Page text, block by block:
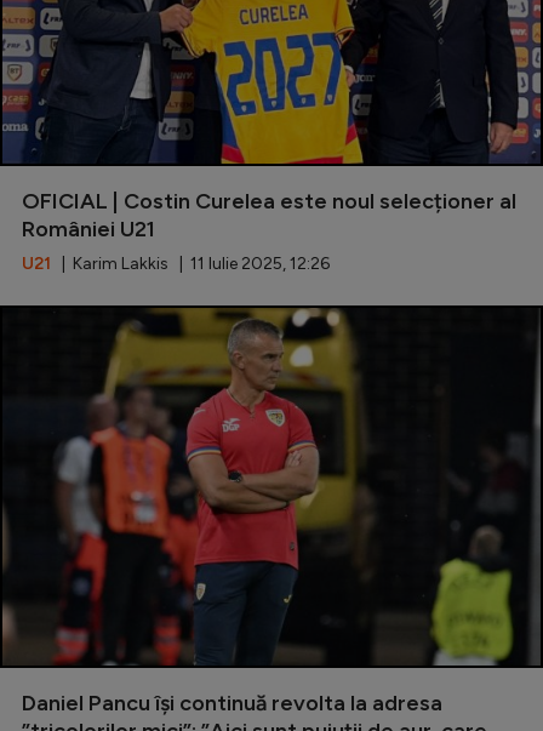
OFICIAL | Costin Curelea este noul selecționer al
României U21
U21 | Karim Lakkis | 11 Iulie 2025, 12:26
Daniel Pancu își continuă revolta la adresa